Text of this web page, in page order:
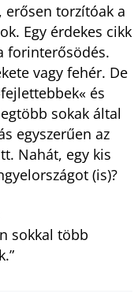
torzítóak a
Egy érdekes cikk
forinterősödés.
vagy fehér. De
és
sokak által
egyszerűen az
Nahát, egy kis
(is)?
sokkal több